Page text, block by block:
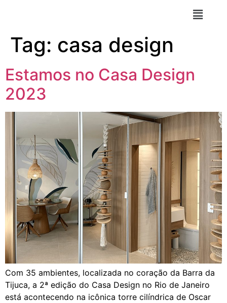
Tag: casa design
Estamos no Casa Design
2023
Com 35 ambientes, localizada no coração da Barra da
Tijuca, a 2ª edição do Casa Design no Rio de Janeiro
está acontecendo na icônica torre cilíndrica de Oscar